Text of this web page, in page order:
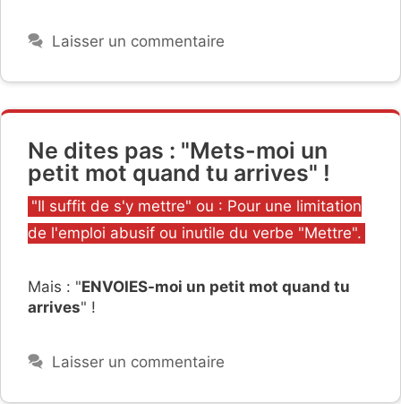
Laisser un commentaire
Ne dites pas : "Mets-moi un
petit mot quand tu arrives" !
Catégories
"Il suffit de s'y mettre" ou : Pour une limitation
de l'emploi abusif ou inutile du verbe "Mettre".
Mais : "ENVOIES-moi un petit mot quand tu
arrives" !
Laisser un commentaire